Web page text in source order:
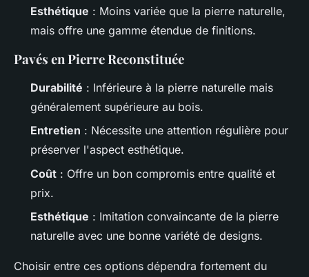
Esthétique : Moins variée que la pierre naturelle,
mais offre une gamme étendue de finitions.
Pavés en Pierre Reconstituée
Durabilité : Inférieure à la pierre naturelle mais
généralement supérieure au bois.
Entretien : Nécessite une attention régulière pour
préserver l'aspect esthétique.
Coût : Offre un bon compromis entre qualité et
prix.
Esthétique : Imitation convaincante de la pierre
naturelle avec une bonne variété de designs.
Choisir entre ces options dépendra fortement du